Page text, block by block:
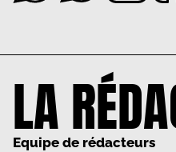
LA
Equipe de rédacteurs